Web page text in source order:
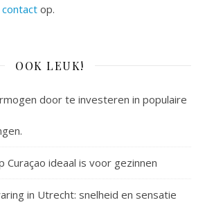
contact op.
OOK LEUK!
door te investeren in populaire
Curaçao ideaal is voor gezinnen
in Utrecht: snelheid en sensatie